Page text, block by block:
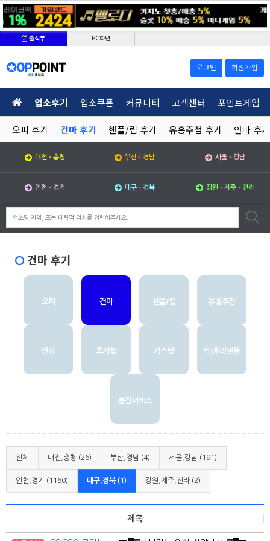
출석부 PC화면
로그인 회원가입
업소후기 업소쿠폰 커뮤니티 고객센터 포인트게임
오피 후기 건마 후기 핸플/립 후기 유흥주점 후기 안마 후기
대전ㆍ충청 부산ㆍ경남 서울ㆍ강남
인천ㆍ경기 대구ㆍ경북 강원ㆍ제주ㆍ전라
건마 후기
오피 건마 핸플/립 유흥주점
안마 휴게텔 키스방 트젠/리얼돌
출장서비스
전체 대전,충청 (26) 부산,경남 (4) 서울,강남 (191)
인천,경기 (1160) 대구,경북 (1) 강원,제주,전라 (2)
제목